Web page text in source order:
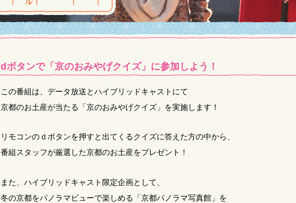
dボタンで「京のおみやげクイズ」に参加しよう！
この番組は、データ放送とハイブリッドキャストにて
京都のお土産が当たる「京のおみやげクイズ」を実施します！
リモコンのｄボタンを押すと出てくるクイズに答えた方の中から、
番組スタッフが厳選した京都のお土産をプレゼント！
また、ハイブリッドキャスト限定企画として、
冬の京都をパノラマビューで楽しめる「京都パノラマ写真館」を